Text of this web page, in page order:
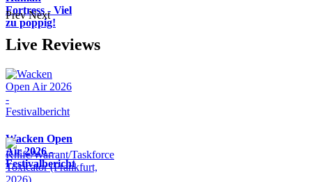
Fortress - Viel
zu poppig!
Prev Next
Live Reviews
Wacken Open
Air 2026 -
Festivalbericht